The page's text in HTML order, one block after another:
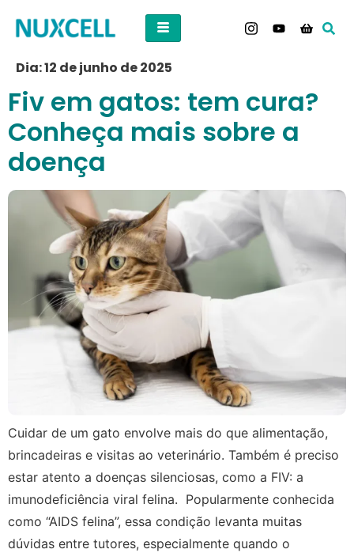
Dia:12 de junho de 2025
Fiv em gatos: tem cura?
Conheça mais sobre a
doença
Cuidar de um gato envolve mais do que alimentação,
brincadeiras e visitas ao veterinário. Também é preciso
estar atento a doenças silenciosas, como a FIV: a
imunodeficiência viral felina. Popularmente conhecida
como “AIDS felina”, essa condição levanta muitas
dúvidas entre tutores, especialmente quando o